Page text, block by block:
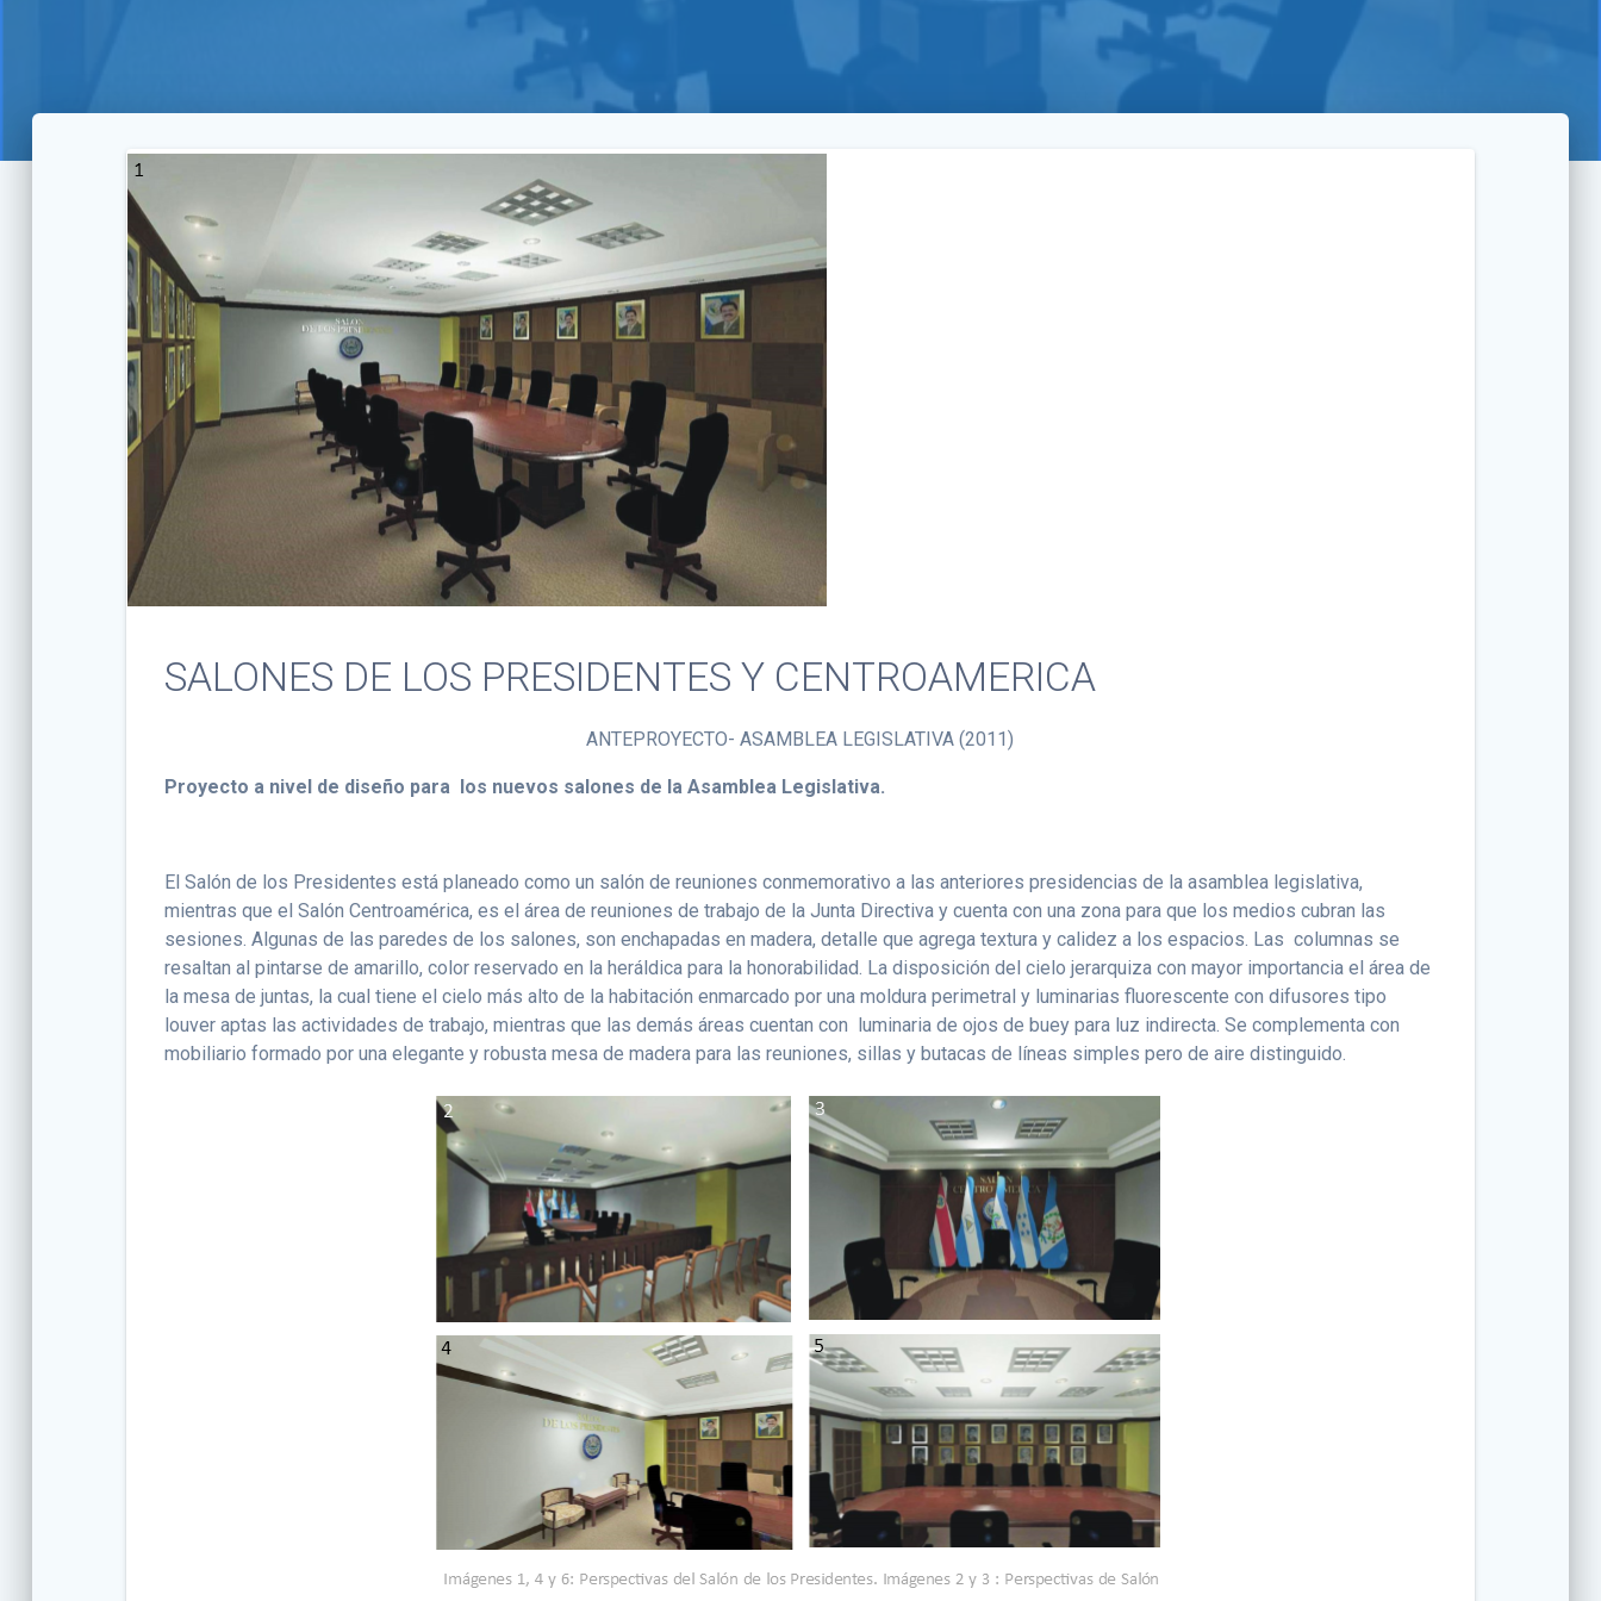
SALONES DE LOS PRESIDENTES Y CENTROAMERICA
ANTEPROYECTO- ASAMBLEA LEGISLATIVA (2011)
Proyecto a nivel de diseño para los nuevos salones de la Asamblea Legislativa.
El Salón de los Presidentes está planeado como un salón de reuniones conmemorativo a las anteriores presidencias de la asamblea legislativa,
mientras que el Salón Centroamérica, es el área de reuniones de trabajo de la Junta Directiva y cuenta con una zona para que los medios cubran las
sesiones. Algunas de las paredes de los salones, son enchapadas en madera, detalle que agrega textura y calidez a los espacios. Las columnas se
resaltan al pintarse de amarillo, color reservado en la heráldica para la honorabilidad. La disposición del cielo jerarquiza con mayor importancia el área de
la mesa de juntas, la cual tiene el cielo más alto de la habitación enmarcado por una moldura perimetral y luminarias fluorescente con difusores tipo
louver aptas las actividades de trabajo, mientras que las demás áreas cuentan con luminaria de ojos de buey para luz indirecta. Se complementa con
mobiliario formado por una elegante y robusta mesa de madera para las reuniones, sillas y butacas de líneas simples pero de aire distinguido.